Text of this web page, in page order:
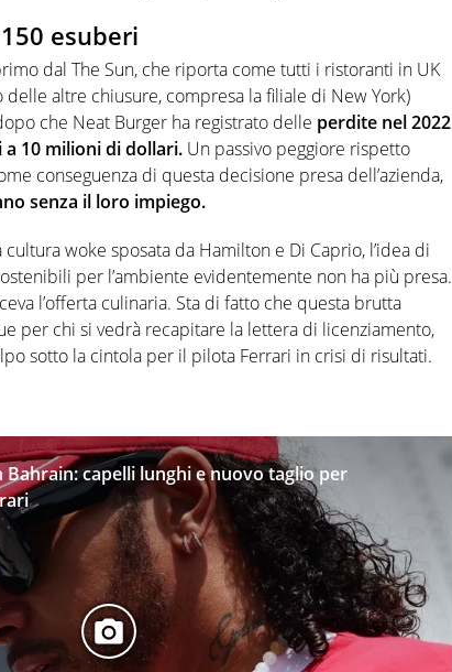
esuberi
dal The Sun, che riporta come tutti i ristoranti in UK
altre chiusure, compresa la filiale di New York)
che Neat Burger ha registrato delle perdite nel 2022
10 milioni di dollari. Un passivo peggiore rispetto
conseguenza di questa decisione presa dell’azienda,
senza il loro impiego.
woke sposata da Hamilton e Di Caprio, l’idea di
per l’ambiente evidentemente non ha più presa.
l’offerta culinaria. Sta di fatto che questa brutta
per chi si vedrà recapitare la lettera di licenziamento,
sotto la cintola per il pilota Ferrari in crisi di risultati.
capelli lunghi e nuovo taglio per